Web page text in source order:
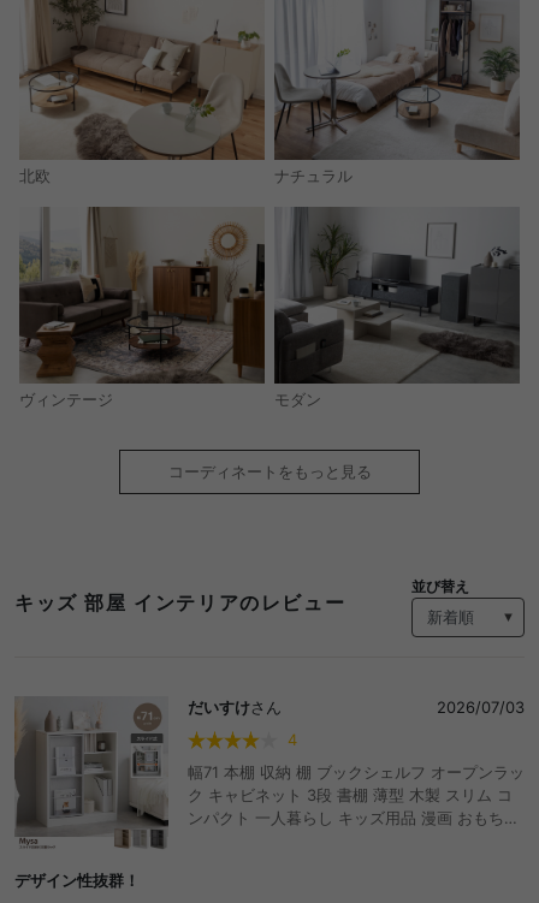
北欧 ナチュラル
ヴィンテージ モダン
コーディネートをもっと見る
キッズ 部屋 インテリアのレビュー
並び替え
だいすけさん
2026/07/03
4
幅71 本棚 収納 棚 ブックシェルフ オープンラッ
ク キャビネット 3段 書棚 薄型 木製 スリム コ
ンパクト 一人暮らし キッズ用品 漫画 おもちゃ
デザイン性抜群！